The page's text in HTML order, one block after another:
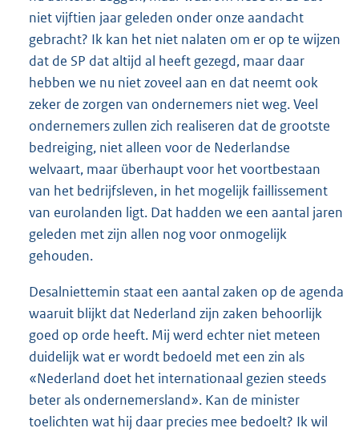
niet vijftien jaar geleden onder onze aandacht
gebracht? Ik kan het niet nalaten om er op te wijzen
dat de SP dat altijd al heeft gezegd, maar daar
hebben we nu niet zoveel aan en dat neemt ook
zeker de zorgen van ondernemers niet weg. Veel
ondernemers zullen zich realiseren dat de grootste
bedreiging, niet alleen voor de Nederlandse
welvaart, maar überhaupt voor het voortbestaan
van het bedrijfsleven, in het mogelijk faillissement
van eurolanden ligt. Dat hadden we een aantal jaren
geleden met zijn allen nog voor onmogelijk
gehouden.
Desalniettemin staat een aantal zaken op de agenda
waaruit blijkt dat Nederland zijn zaken behoorlijk
goed op orde heeft. Mij werd echter niet meteen
duidelijk wat er wordt bedoeld met een zin als
«Nederland doet het internationaal gezien steeds
beter als ondernemersland». Kan de minister
toelichten wat hij daar precies mee bedoelt? Ik wil